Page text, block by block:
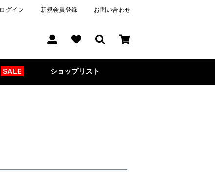
ログイン 新規会員登録 お問い合わせ
SALE ショップリスト